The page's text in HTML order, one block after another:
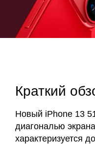
Краткий
Новый iPhone 13
диагональю
характеризуется